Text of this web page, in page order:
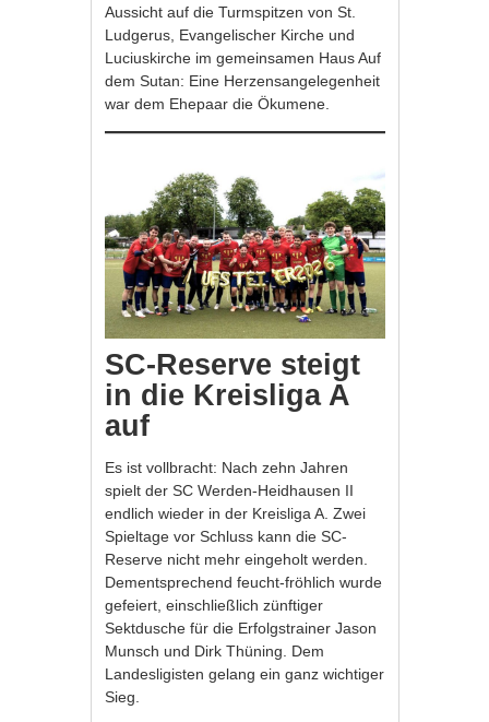
Aussicht auf die Turmspitzen von St.
Ludgerus, Evangelischer Kirche und
Luciuskirche im gemeinsamen Haus Auf
dem Sutan: Eine Herzensangelegenheit
war dem Ehepaar die Ökumene.
SC-Reserve steigt
in die Kreisliga A
auf
Es ist vollbracht: Nach zehn Jahren
spielt der SC Werden-Heidhausen II
endlich wieder in der Kreisliga A. Zwei
Spieltage vor Schluss kann die SC-
Reserve nicht mehr eingeholt werden.
Dementsprechend feucht-fröhlich wurde
gefeiert, einschließlich zünftiger
Sektdusche für die Erfolgstrainer Jason
Munsch und Dirk Thüning. Dem
Landesligisten gelang ein ganz wichtiger
Sieg.